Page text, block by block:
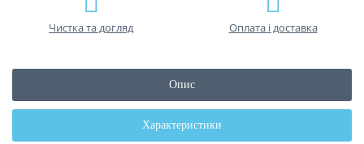
Чистка та догляд Оплата і доставка
Опис
Характеристики